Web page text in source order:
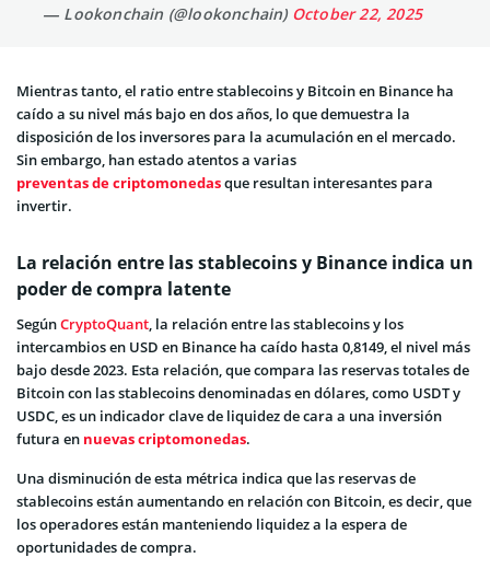
— Lookonchain (@lookonchain) October 22, 2025
Mientras tanto, el ratio entre stablecoins y Bitcoin en Binance ha
caído a su nivel más bajo en dos años, lo que demuestra la
disposición de los inversores para la acumulación en el mercado.
Sin embargo, han estado atentos a varias
preventas de criptomonedasque resultan interesantes para
invertir.
La relación entre las stablecoins y Binance indica un
poder de compra latente
SegúnCryptoQuant, la relación entre las stablecoins y los
intercambios en USD en Binance ha caído hasta 0,8149, el nivel más
bajo desde 2023. Esta relación, que compara las reservas totales de
Bitcoin con las stablecoins denominadas en dólares, como USDT y
USDC, es un indicador clave de liquidez de cara a una inversión
futura en nuevas criptomonedas.
Una disminución de esta métrica indica que las reservas de
stablecoins están aumentando en relación con Bitcoin, es decir, que
los operadores están manteniendo liquidez a la espera de
oportunidades de compra.